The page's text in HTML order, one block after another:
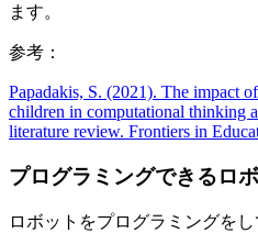
ます。
参考：
Papadakis, S. (2021). The impact
children in computational thinking
literature review. Frontiers in
プログラミングできるロ
ロボットをプログラミングを